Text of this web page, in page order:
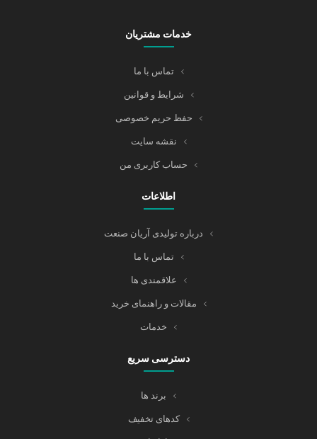
خدمات مشتریان
تماس با ما
شرایط و قوانین
حفظ حریم خصوصی
نقشه سایت
حساب کاربری من
اطلاعات
درباره تولیدی آریان صنعت
تماس با ما
علاقمندی ها
مقالات و راهنمای خرید
خدمات
دسترسی سریع
برند ها
کدهای تخفیف